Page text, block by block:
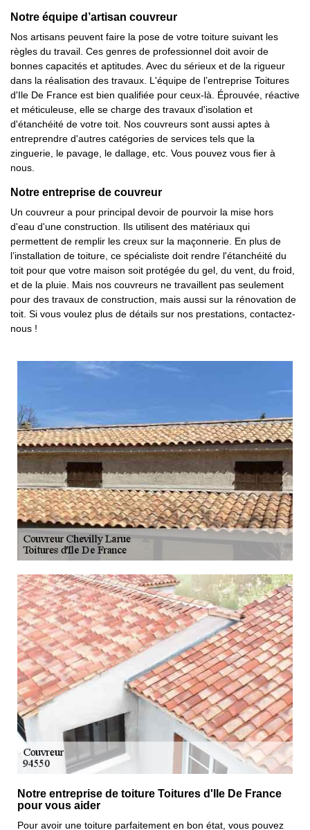
Notre équipe d’artisan couvreur
Nos artisans peuvent faire la pose de votre toiture suivant les
règles du travail. Ces genres de professionnel doit avoir de
bonnes capacités et aptitudes. Avec du sérieux et de la rigueur
dans la réalisation des travaux. L'équipe de l’entreprise Toitures
d'Ile De France est bien qualifiée pour ceux-là. Éprouvée, réactive
et méticuleuse, elle se charge des travaux d'isolation et
d'étanchéité de votre toit. Nos couvreurs sont aussi aptes à
entreprendre d'autres catégories de services tels que la
zinguerie, le pavage, le dallage, etc. Vous pouvez vous fier à
nous.
Notre entreprise de couvreur
Un couvreur a pour principal devoir de pourvoir la mise hors
d'eau d'une construction. Ils utilisent des matériaux qui
permettent de remplir les creux sur la maçonnerie. En plus de
l’installation de toiture, ce spécialiste doit rendre l'étanchéité du
toit pour que votre maison soit protégée du gel, du vent, du froid,
et de la pluie. Mais nos couvreurs ne travaillent pas seulement
pour des travaux de construction, mais aussi sur la rénovation de
toit. Si vous voulez plus de détails sur nos prestations, contactez-
nous !
Notre entreprise de toiture Toitures d'Ile De France
pour vous aider
Pour avoir une toiture parfaitement en bon état, vous pouvez